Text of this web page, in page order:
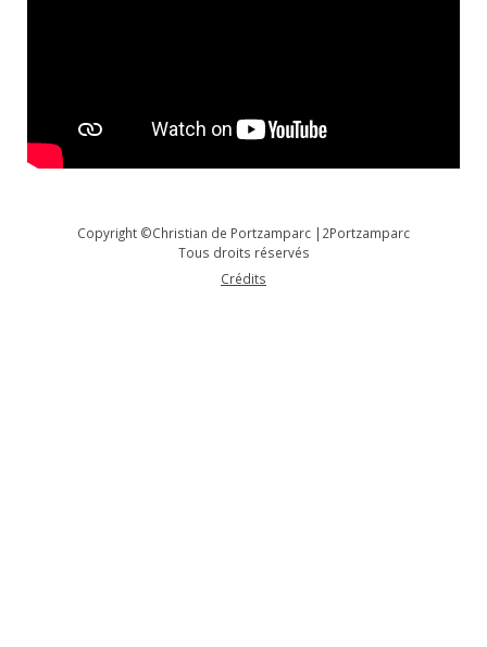
Copyright ©Christian de Portzamparc |2Portzamparc
Tous droits réservés
Crédits